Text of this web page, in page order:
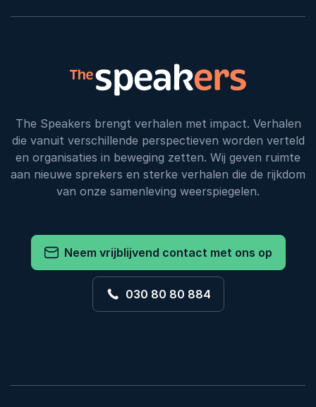
The Speakers brengt verhalen met impact. Verhalen
die vanuit verschillende perspectieven worden verteld
en organisaties in beweging zetten. Wij geven ruimte
aan nieuwe sprekers en sterke verhalen die de rijkdom
van onze samenleving weerspiegelen.
Neem vrijblijvend contact met ons op
030 80 80 884